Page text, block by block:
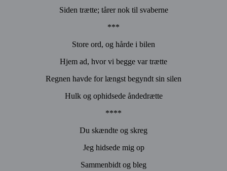
Siden trætte; tårer nok til svaberne
***
Store ord, og hårde i bilen
Hjem ad, hvor vi begge var trætte
Regnen havde for længst begyndt sin silen
Hulk og ophidsede åndedrætte
****
Du skændte og skreg
Jeg hidsede mig op
Sammenbidt og bleg